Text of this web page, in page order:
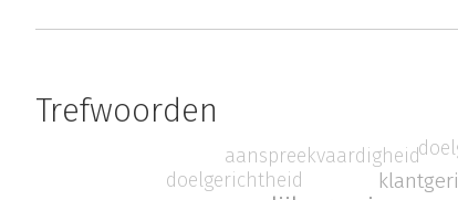
Trefwoorden
doelgerichtheid
aanspreekvaardigheid